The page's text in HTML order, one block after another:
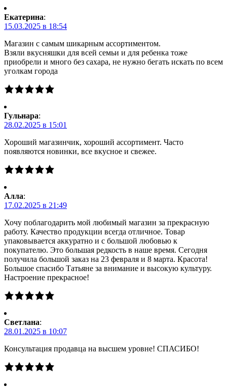
Екатерина:
15.03.2025 в 18:54
Магазин с самым шикарным ассортиментом.
Взяли вкусняшки для всей семьи и для ребенка тоже
приобрели и много без сахара, не нужно бегать искать по всем
уголкам города
Гульнара:
28.02.2025 в 15:01
Хороший магазинчик, хороший ассортимент. Часто
появляются новинки, все вкусное и свежее.
Алла:
17.02.2025 в 21:49
Хочу поблагодарить мой любимый магазин за прекрасную
работу. Качество продукции всегда отличное. Товар
упаковывается аккуратно и с большой любовью к
покупателю. Это большая редкость в наше время. Сегодня
получила большой заказ на 23 февраля и 8 марта. Красота!
Большое спасибо Татьяне за внимание и высокую культуру.
Настроение прекрасное!
Светлана:
28.01.2025 в 10:07
Консультация продавца на высшем уровне! СПАСИБО!